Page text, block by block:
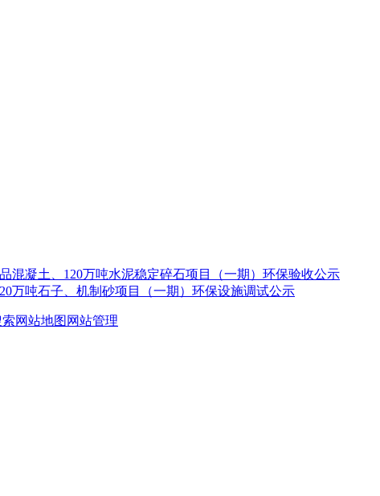
混凝土、120万吨水泥稳定碎石项目（一期）环保验收公示
万吨石子、机制砂项目（一期）环保设施调试公示
网站地图 网站管理